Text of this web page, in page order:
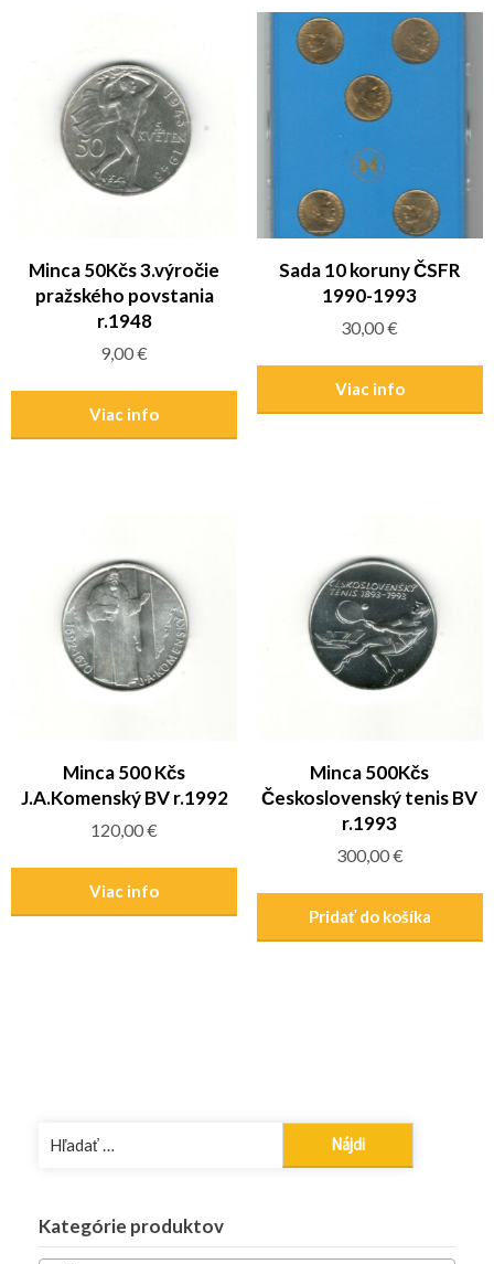
Minca 50Kčs 3.výročie
pražského povstania
r.1948
9,00€
Viac info
Sada 10 koruny ČSFR
1990-1993
30,00€
Viac info
Minca 500 Kčs
J.A.Komenský BV r.1992
120,00€
Viac info
Minca 500Kčs
Československý tenis BV
r.1993
300,00€
Pridať do košíka
Kategórie produktov